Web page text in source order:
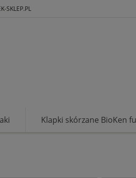
Klapki skórzane BioKen
SKLEP.PL